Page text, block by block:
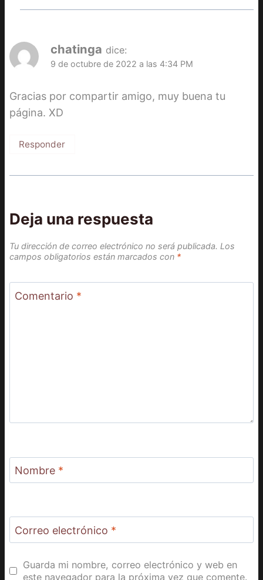
chatinga dice:
9 de octubre de 2022 a las 4:34 PM
Gracias por compartir amigo, muy buena tu
página. XD
Responder
Deja una respuesta
Tu dirección de correo electrónico no será publicada. Los
campos obligatorios están marcados con *
Comentario *
Nombre *
Correo electrónico *
Guarda mi nombre, correo electrónico y web en
este navegador para la próxima vez que comente.